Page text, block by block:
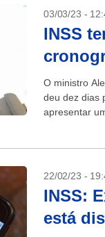
03/03/23 -
INSS
O ministro
deu dez dias
apresentar
22/02/23 -
INSS:
está